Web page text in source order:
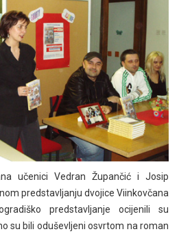
učenici Vedran Župančić i Josip
predstavljanju dvojice Viinkovčana
predstavljanje ocijenili su
su bili oduševljeni osvrtom na roman